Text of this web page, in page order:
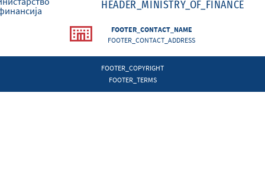
HEADER_MINISTRY_OF_FINANCE
FOOTER_CONTACT_NAME
FOOTER_CONTACT_ADDRESS
FOOTER_COPYRIGHT
FOOTER_TERMS